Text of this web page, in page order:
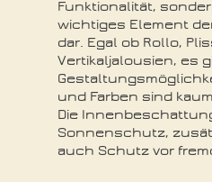
Funktionalität,
wichtiges Element
dar. Egal ob Rollo,
Vertikaljalousien, es
und Farben sind
Die
Sonnenschutz,
auch Schutz vor